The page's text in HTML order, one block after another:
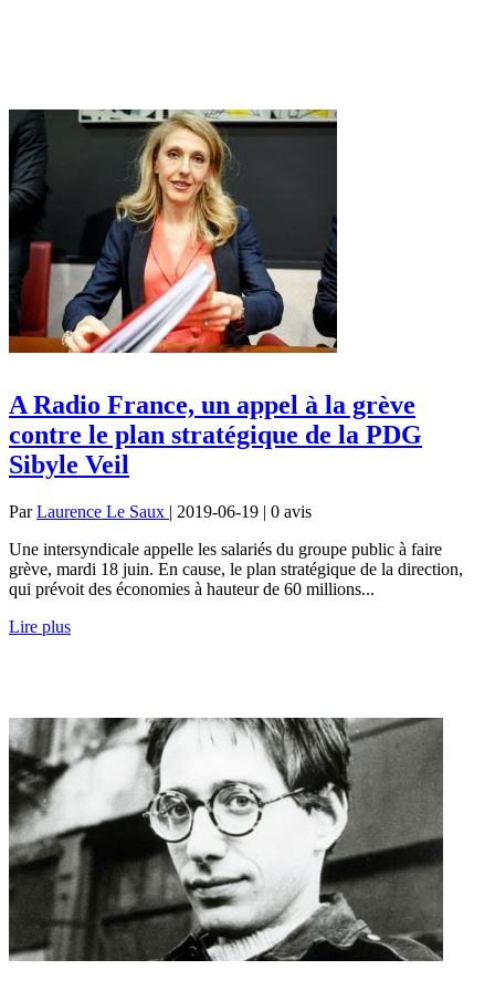
A Radio France, un appel à la grève
contre le plan stratégique de la PDG
Sibyle Veil
ParLaurence Le Saux | 2019-06-19 | 0 avis
Une intersyndicale appelle les salariés du groupe public à faire
grève, mardi 18 juin. En cause, le plan stratégique de la direction,
qui prévoit des économies à hauteur de 60 millions...
Lire plus